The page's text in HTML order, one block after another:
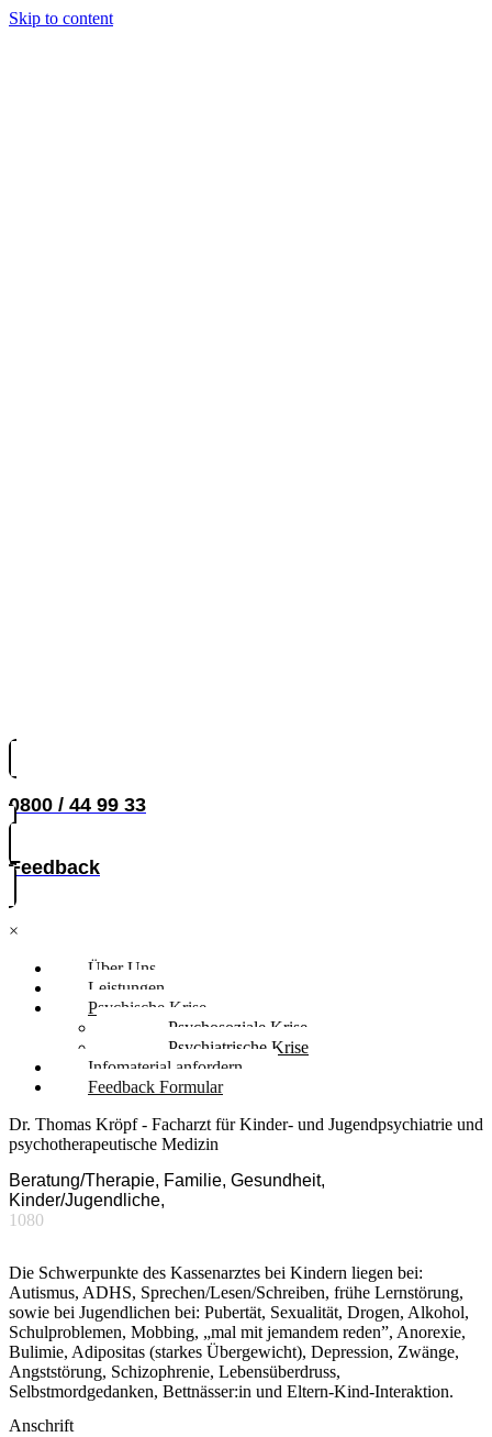
Skip to content
0800 / 44 99 33
Feedback
×
Über Uns
Leistungen
Psychische Krise
Psychosoziale Krise
Psychiatrische Krise
Infomaterial anfordern
Feedback Formular
Dr. Thomas Kröpf - Facharzt für Kinder- und Jugendpsychiatrie und
psychotherapeutische Medizin
Beratung/Therapie, Familie, Gesundheit,
Kinder/Jugendliche,
1080
Die Schwerpunkte des Kassenarztes bei Kindern liegen bei:
Autismus, ADHS, Sprechen/Lesen/Schreiben, frühe Lernstörung,
sowie bei Jugendlichen bei: Pubertät, Sexualität, Drogen, Alkohol,
Schulproblemen, Mobbing, „mal mit jemandem reden”, Anorexie,
Bulimie, Adipositas (starkes Übergewicht), Depression, Zwänge,
Angststörung, Schizophrenie, Lebensüberdruss,
Selbstmordgedanken, Bettnässer:in und Eltern-Kind-Interaktion.
Anschrift